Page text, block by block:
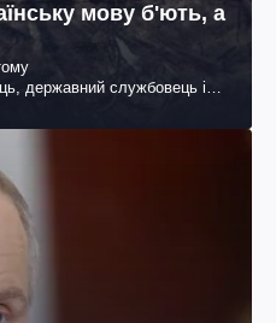
мову б'ють, а
державний службовець і